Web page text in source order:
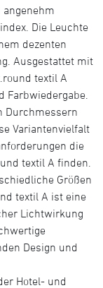
Die Leuchte
dezenten
Ausgestattet mit
textil A
Durchmessern
Variantenvielfalt
die
textil A finden.
Größen
textil A ist eine
Lichtwirkung
Design und
Hotel- und